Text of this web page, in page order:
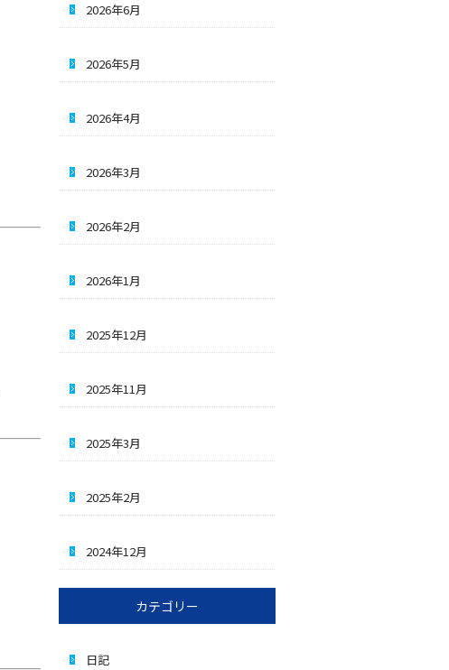
2026年6月
2026年5月
2026年4月
2026年3月
2026年2月
2026年1月
2025年12月
2025年11月
2025年3月
2025年2月
2024年12月
カテゴリー
日記